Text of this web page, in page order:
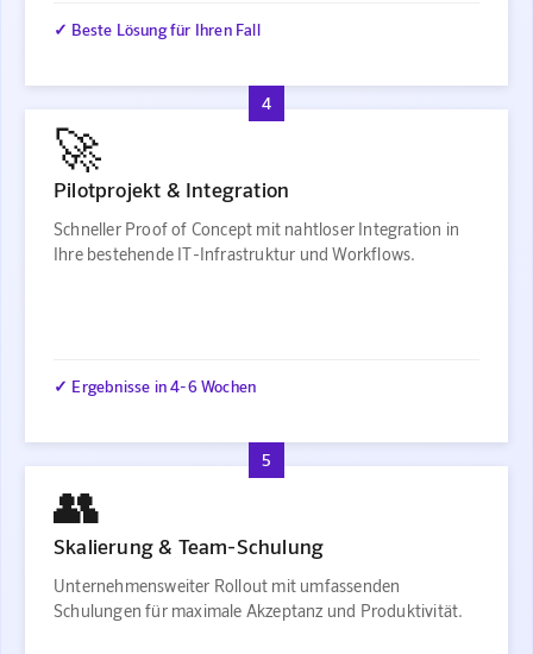
✓ Beste Lösung für Ihren Fall
4
🚀
Pilotprojekt & Integration
Schneller Proof of Concept mit nahtloser Integration in
Ihre bestehende IT-Infrastruktur und Workflows.
✓ Ergebnisse in 4-6 Wochen
5
👥
Skalierung & Team-Schulung
Unternehmensweiter Rollout mit umfassenden
Schulungen für maximale Akzeptanz und Produktivität.